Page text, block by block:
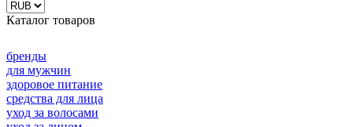
Каталог товаров
бренды
для мужчин
здоровое питание
средства для лица
уход за волосами